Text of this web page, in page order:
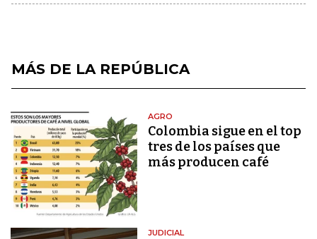
MÁS DE LA REPÚBLICA
AGRO
Colombia sigue en el top
tres de los países que
más producen café
JUDICIAL